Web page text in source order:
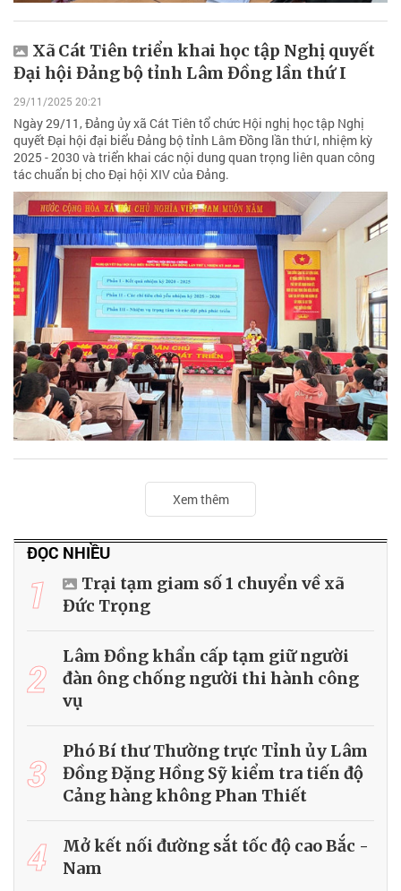
Xã Cát Tiên triển khai học tập Nghị quyết
Đại hội Đảng bộ tỉnh Lâm Đồng lần thứ I
29/11/2025 20:21
Ngày 29/11, Đảng ủy xã Cát Tiên tổ chức Hội nghị học tập Nghị
quyết Đại hội đại biểu Đảng bộ tỉnh Lâm Đồng lần thứ I, nhiệm kỳ
2025 - 2030 và triển khai các nội dung quan trọng liên quan công
tác chuẩn bị cho Đại hội XIV của Đảng.
Xem thêm
ĐỌC NHIỀU
1
Trại tạm giam số 1 chuyển về xã
Đức Trọng
2
Lâm Đồng khẩn cấp tạm giữ người
đàn ông chống người thi hành công
vụ
3
Phó Bí thư Thường trực Tỉnh ủy Lâm
Đồng Đặng Hồng Sỹ kiểm tra tiến độ
Cảng hàng không Phan Thiết
4
Mở kết nối đường sắt tốc độ cao Bắc -
Nam